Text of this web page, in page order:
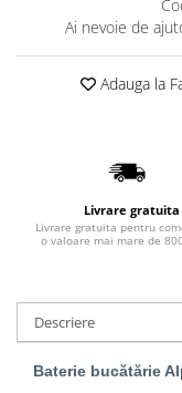
Lavoare
Lavoare freestanding
Lavoare pe blat
Lavoare incastrabile
Lavoare
Bideuri
Vase WC
Ai nevoie de
Adauga la
Livrare gratuita
Livrare gratuita pentru
o valoare mai mare de
Descriere
Baterie bucătărie